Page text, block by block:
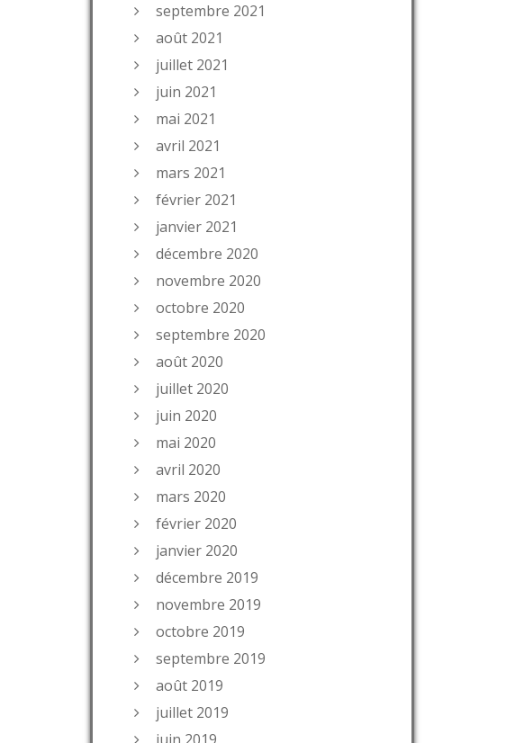
septembre 2021
août 2021
juillet 2021
juin 2021
mai 2021
avril 2021
mars 2021
février 2021
janvier 2021
décembre 2020
novembre 2020
octobre 2020
septembre 2020
août 2020
juillet 2020
juin 2020
mai 2020
avril 2020
mars 2020
février 2020
janvier 2020
décembre 2019
novembre 2019
octobre 2019
septembre 2019
août 2019
juillet 2019